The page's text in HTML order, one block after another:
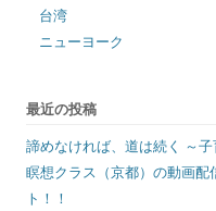
台湾
ニューヨーク
最近の投稿
諦めなければ、道は続く ～
瞑想クラス（京都）の動画配
ト！！